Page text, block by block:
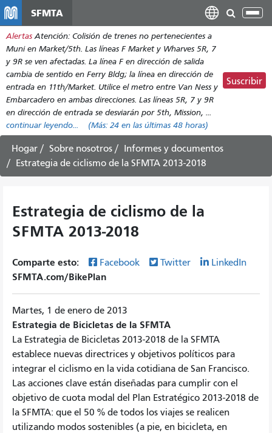
contenido
principal
SFMTA
Alertas Atención: Colisión de trenes no pertenecientes a
Muni en Market/5th. Las líneas F Market y Wharves 5R, 7
y 9R se ven afectadas. La línea F en dirección de salida
cambia de sentido en Ferry Bldg; la línea en dirección de
entrada en 11th/Market. Utilice el metro entre Van Ness y
Embarcadero en ambas direcciones. Las líneas 5R, 7 y 9R
en dirección de entrada se desviarán por 5th, Mission, ...
continuar leyendo...
(Más: 24 en las últimas 48 horas)
Suscribir
Hogar Sobre nosotros
Informes y documentos
Estrategia de ciclismo de la SFMTA 2013-2018
Estrategia de ciclismo de la
SFMTA 2013-2018
Comparte esto: Facebook Twitter LinkedIn
SFMTA.com/BikePlan
Martes, 1 de enero de 2013
Estrategia de Bicicletas de la SFMTA
La Estrategia de Bicicletas 2013-2018 de la SFMTA
establece nuevas directrices y objetivos políticos para
integrar el ciclismo en la vida cotidiana de San Francisco.
Las acciones clave están diseñadas para cumplir con el
objetivo de cuota modal del Plan Estratégico 2013-2018 de
la SFMTA: que el 50 % de todos los viajes se realicen
utilizando modos sostenibles (a pie, en bicicleta, en